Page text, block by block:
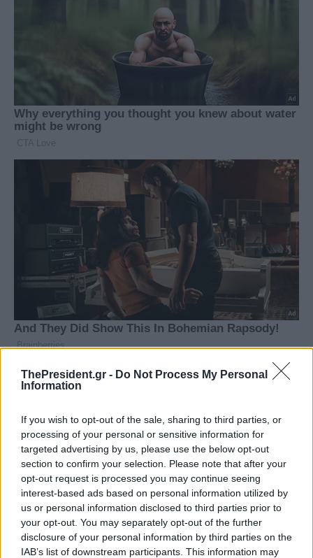
ThePresident.gr - Do Not Process My Personal
Information
If you wish to opt-out of the sale, sharing to third parties, or
processing of your personal or sensitive information for
targeted advertising by us, please use the below opt-out
section to confirm your selection. Please note that after your
opt-out request is processed you may continue seeing
interest-based ads based on personal information utilized by
us or personal information disclosed to third parties prior to
your opt-out. You may separately opt-out of the further
disclosure of your personal information by third parties on the
IAB’s list of downstream participants. This information may